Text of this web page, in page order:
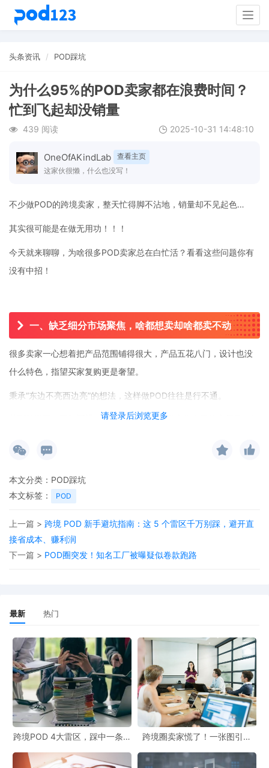
头条资讯 POD踩坑
为什么95%的POD卖家都在浪费时间？
忙到飞起却没销量
439 阅读 2025-10-31 14:48:10
OneOfAKindLab
查看主页
这家伙很懒，什么也没写！
请登录后浏览更多
不少做POD的跨境卖家，整天忙得脚不沾地，销量却不见起色…
其实很可能是在做无用功！！！
今天就来聊聊，为啥很多POD卖家总在白忙活？看看这些问题你有
没有中招！
一、缺乏细分市场聚焦，啥都想卖却啥都卖不动
很多卖家一心想着把产品范围铺得很大，产品五花八门，设计也没
什么特色，指望买家复购更是奢望。
秉承“东边不亮西边亮”的想法，这样做POD往往是行不通。
深耕一个niche，比如只做宠物主题的家居品，把
二、设计质量不过关，客户不买单！
有些卖家为了省事，要么用那些随处可见的现成设计，要么就是匆
匆忙忙弄出来的设计，这样做出来的产品质量可想而知。
这样的产品很难引起客户的共鸣，自然也就卖不出去多少。
三、营销没效果，再好的产品也没人知道
产品上架了一大堆，销量却上不去，问题可能出在营销上。
很多卖家就是因为营销不到位， 不懂得好好推广，找不到对的目标
客户群体，那也只能是“酒香也怕巷子深”！
四、过分看重数量，忽视质量和营销
本文分类： POD踩坑
本文标签：
POD
上一篇 > 跨境 POD 新手避坑指南：这 5 个雷区千万别踩，避开直
接省成本、赚利润
下一篇 > POD圈突发！知名工厂被曝疑似卷款跑路
最新 热门
跨境POD 4大雷区，踩中一条都
跨境圈卖家慌了！一张图引爆
踩！